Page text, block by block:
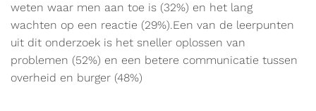
weten waar men aan toe is (32%) en het lang
wachten op een reactie (29%).Een van de leerpunten
uit dit onderzoek is het sneller oplossen van
problemen (52%) en een betere communicatie tussen
overheid en burger (48%)